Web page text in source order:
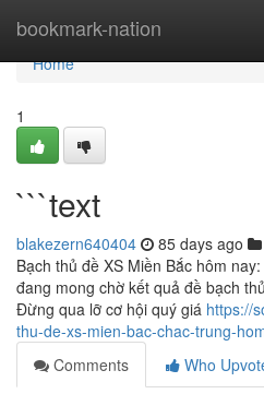
bookmark-nation
Home
Home
1
```text
blakezern640404 85 days ago
Bạch thủ đề XS Miền Bắc hôm
đang mong chờ kết quả đề bạch
Đừng qua lỡ cơ hội quý giá https://
thu-de-xs-mien-bac-chac-trung-
Comments
Who